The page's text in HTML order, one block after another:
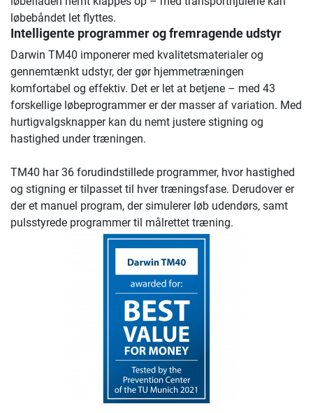
løbebåndet let flyttes.
Intelligente programmer og fremragende udstyr
Darwin TM40 imponerer med kvalitetsmaterialer og
gennemtænkt udstyr, der gør hjemmetræningen
komfortabel og effektiv. Det er let at betjene – med 43
forskellige løbeprogrammer er der masser af variation. Med
hurtigvalgsknapper kan du nemt justere stigning og
hastighed under træningen.
TM40 har 36 forudindstillede programmer, hvor hastighed
og stigning er tilpasset til hver træningsfase. Derudover er
der et manuel program, der simulerer løb udendørs, samt
pulsstyrede programmer til målrettet træning.